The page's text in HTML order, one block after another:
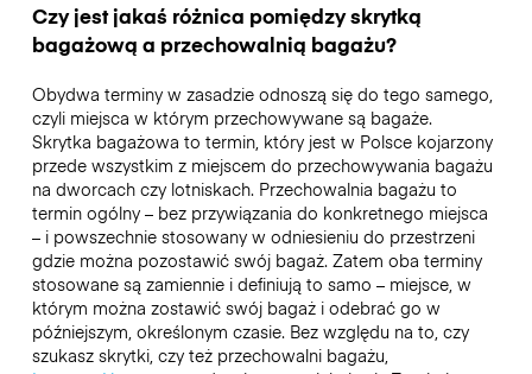
Czy jest jakaś różnica pomiędzy skrytką
bagażową a przechowalnią bagażu?
Obydwa terminy w zasadzie odnoszą się do tego samego,
czyli miejsca w którym przechowywane są bagaże.
Skrytka bagażowa to termin, który jest w Polsce kojarzony
przede wszystkim z miejscem do przechowywania bagażu
na dworcach czy lotniskach. Przechowalnia bagażu to
termin ogólny – bez przywiązania do konkretnego miejsca
– i powszechnie stosowany w odniesieniu do przestrzeni
gdzie można pozostawić swój bagaż. Zatem oba terminy
stosowane są zamiennie i definiują to samo – miejsce, w
którym można zostawić swój bagaż i odebrać go w
późniejszym, określonym czasie. Bez względu na to, czy
szukasz skrytki, czy też przechowalni bagażu,